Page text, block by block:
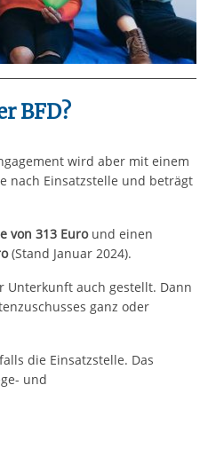
BFD?
wird aber mit einem
nach Einsatzstelle und beträgt
von 313 Euround einen
(Stand Januar 2024).
Unterkunft auch gestellt. Dann
ganz oder
die Einsatzstelle. Das
und